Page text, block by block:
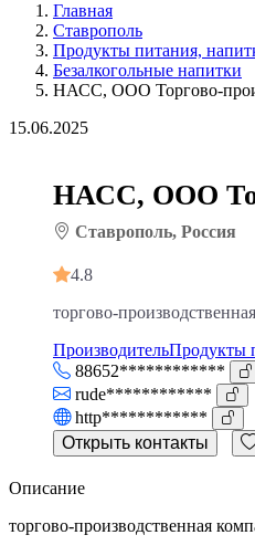
Главная
Ставрополь
Продукты питания,
Безалкогольные напитки
НАСС, ООО Торгово-
15.06.2025
НАСС, ООО
Ставрополь, Россия
4.8
торгово-
ПроизводительПродукты
88652************
rude************
http************
Открыть контакты
Описание
торгово-производственная